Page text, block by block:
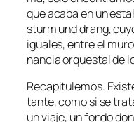
que aca­ba en un
sturm und drang,
igua­les, en­tre el
nan­cia or­ques­tal de
Recapitulemos.
tan­te, co­mo si se
un via­je, un fon­do